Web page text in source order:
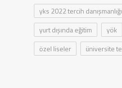
yks 2022 tercih danışmanlığı
yurt dışında eğitim
yök
özel liseler
üniversite